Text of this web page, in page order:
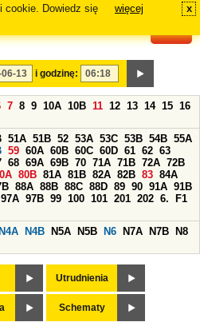
cookie. Dowiedz się
więcej x
i godzinę:
7 8 9 10A 10B 11 12 13 14 15 16
51A 51B 52 53A 53C 53B 54B 55A
59 60A 60B 60C 60D 61 62 63
68 69A 69B 70 71A 71B 72A 72B
80B 81A 81B 82A 82B 83 84A
88A 88B 88C 88D 89 90 91A 91B
97A 97B 99 100 101 201 202 6.
F1
N4A N4B N5A N5B N6 N7A N7B
N8
Utrudnienia
Schematy